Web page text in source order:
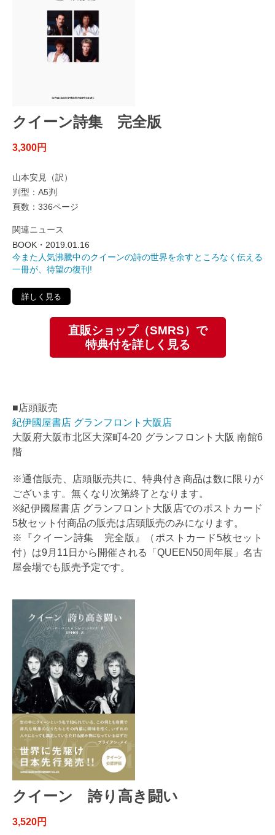
クイーン詩集 完全版
3,300円
山本安見（訳）
判型：A5判
頁数：336ページ
関連ニュース
BOOK・2019.01.16
今また人気沸騰中のクイーンの詩の世界を余すところなく伝える
一冊が、待望の復刊!
詳しく見る
直販ショップ（SMRS）で
特典付を詳しく見る
■店頭販売
紀伊國屋書店 グランフロント大阪店
大阪府大阪市北区大深町4-20 グランフロント大阪 南館6
階
※通信販売、店頭販売共に、特典付き商品は数に限りが
ございます。無くなり次第終了となります。
※紀伊國屋書店 グランフロント大阪店でのポストカード
5枚セット付商品の販売は店頭販売のみになります。
※『クイーン詩集 完全版』（ポストカード5枚セット
付）は9月11日から開催される「QUEEN50周年展」名古
屋会場でも販売予定です。
クイーン 誇り高き闘い
3,520円